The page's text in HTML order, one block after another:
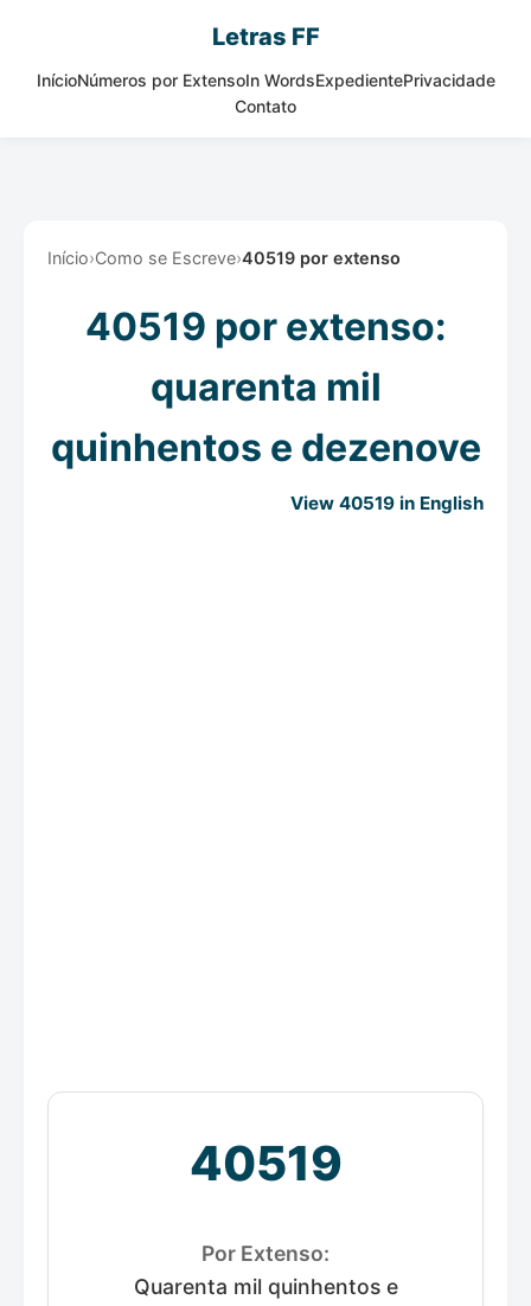
Letras FF
InícioNúmeros por ExtensoIn WordsExpedientePrivacidade
Contato
Início›Como se Escreve›40519 por extenso
40519 por extenso:
quarenta mil
quinhentos e dezenove
View 40519 in English
40519
Por Extenso:
Quarenta mil quinhentos e